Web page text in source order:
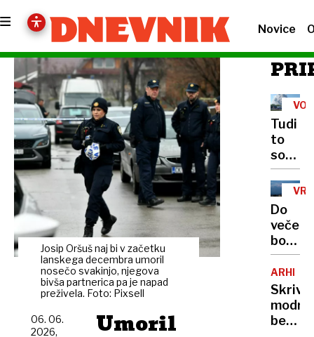
Novice
Josip Oršuš naj bi v začetku
lanskega decembra umoril
nosečo svakinjo, njegova
bivša partnerica pa je napad
preživela. Foto: Pixsell
Umoril
06. 06.
2026,
Tudi
to
so
Rusija
pred
valom
zaradi
Do
večera
bodo
od
severa
začele
plohe
belih